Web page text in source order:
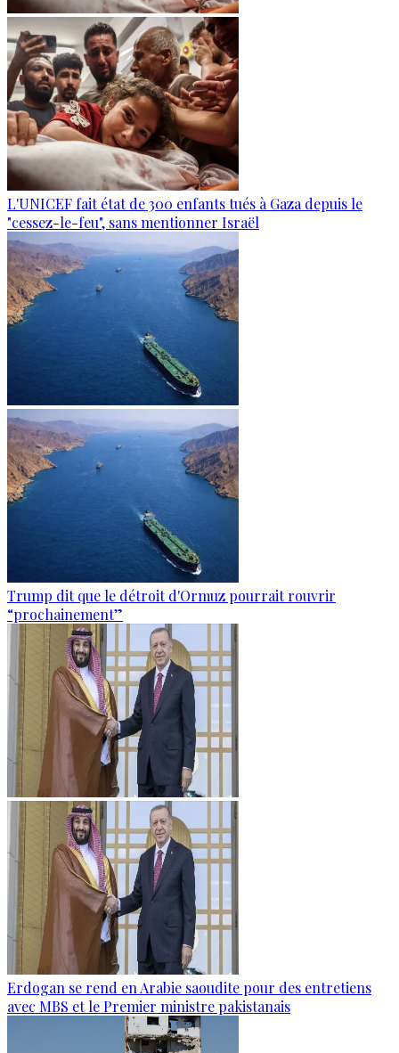
L'UNICEF fait état de 300 enfants tués à Gaza depuis le
"cessez-le-feu", sans mentionner Israël
Trump dit que le détroit d'Ormuz pourrait rouvrir
“prochainement”
Erdogan se rend en Arabie saoudite pour des entretiens
avec MBS et le Premier ministre pakistanais